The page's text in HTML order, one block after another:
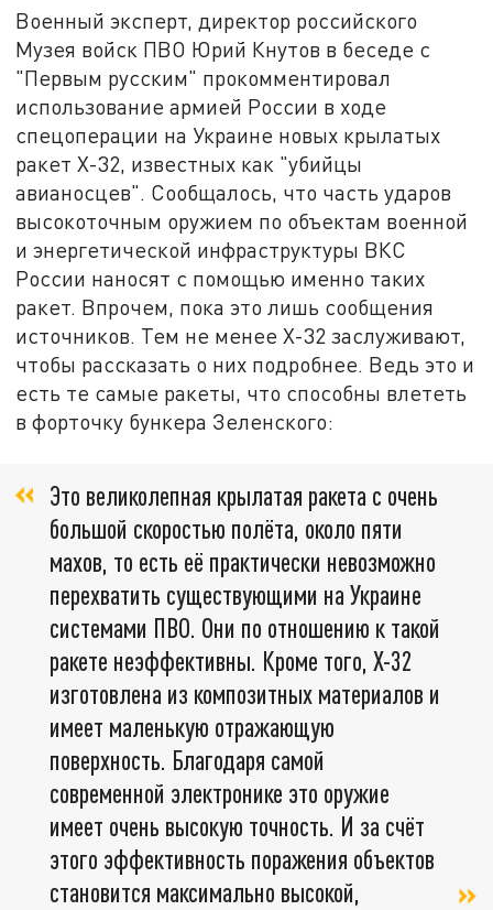
Военный эксперт, директор российского
Музея войск ПВО Юрий Кнутов в беседе с
"Первым русским" прокомментировал
использование армией России в ходе
спецоперации на Украине новых крылатых
ракет Х-32, известных как "убийцы
авианосцев". Сообщалось, что часть ударов
высокоточным оружием по объектам военной
и энергетической инфраструктуры ВКС
России наносят с помощью именно таких
ракет. Впрочем, пока это лишь сообщения
источников. Тем не менее Х-32 заслуживают,
чтобы рассказать о них подробнее. Ведь это и
есть те самые ракеты, что способны влететь
в форточку бункера Зеленского:
Это великолепная крылатая ракета с очень
большой скоростью полёта, около пяти
махов, то есть её практически невозможно
перехватить существующими на Украине
системами ПВО. Они по отношению к такой
ракете неэффективны. Кроме того, Х-32
изготовлена из композитных материалов и
имеет маленькую отражающую
поверхность. Благодаря самой
современной электронике это оружие
имеет очень высокую точность. И за счёт
этого эффективность поражения объектов
становится максимально высокой,